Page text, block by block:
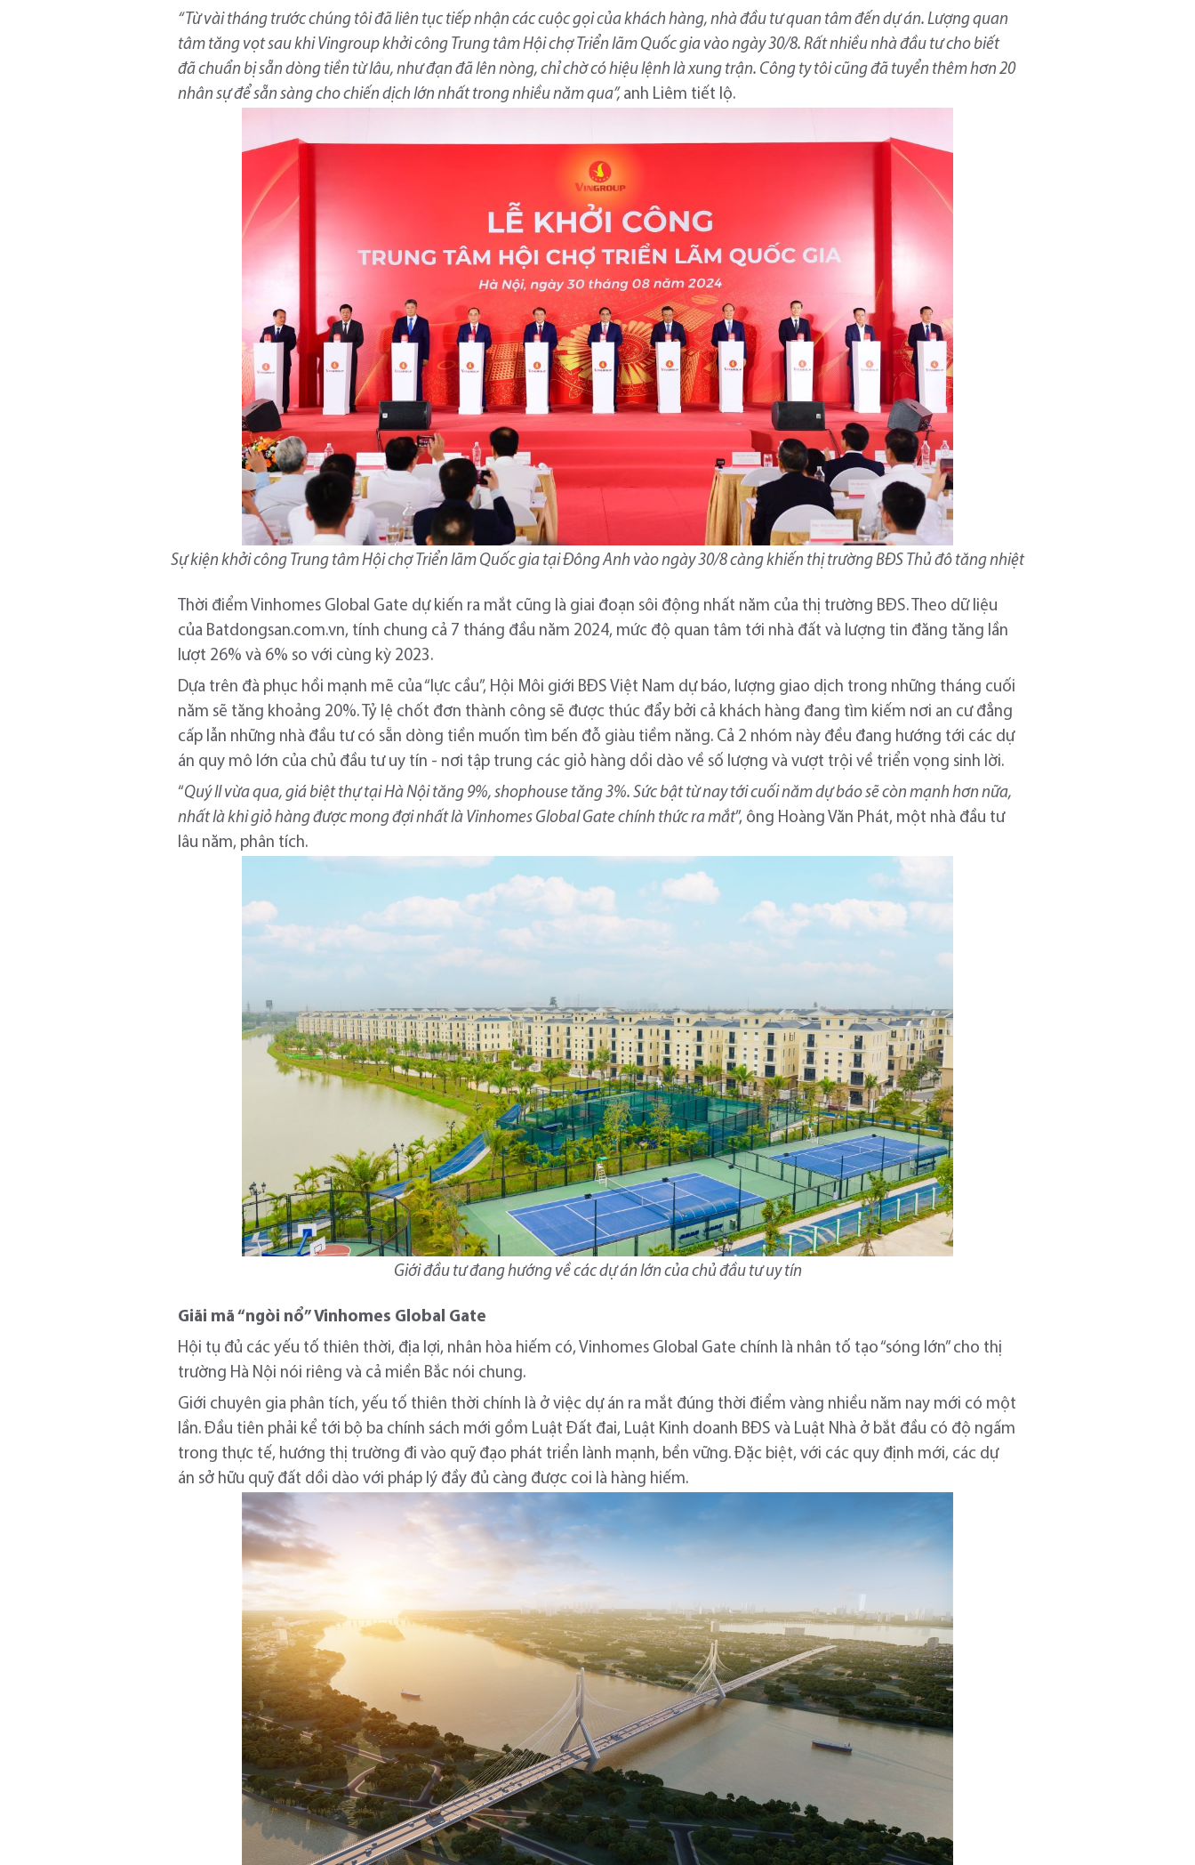
“Từ vài tháng trước chúng tôi đã liên tục tiếp nhận các cuộc gọi của khách hàng, nhà đầu tư quan tâm đến dự án. Lượng quan
tâm tăng vọt sau khi Vingroup khởi công Trung tâm Hội chợ Triển lãm Quốc gia vào ngày 30/8. Rất nhiều nhà đầu tư cho biết
đã chuẩn bị sẵn dòng tiền từ lâu, như đạn đã lên nòng, chỉ chờ có hiệu lệnh là xung trận. Công ty tôi cũng đã tuyển thêm hơn 20
nhân sự để sẵn sàng cho chiến dịch lớn nhất trong nhiều năm qua”, anh Liêm tiết lộ.
Sự kiện khởi công Trung tâm Hội chợ Triển lãm Quốc gia tại Đông Anh vào ngày 30/8 càng khiến thị trường BĐS Thủ đô tăng nhiệt
Thời điểm Vinhomes Global Gate dự kiến ra mắt cũng là giai đoạn sôi động nhất năm của thị trường BĐS. Theo dữ liệu
của Batdongsan.com.vn, tính chung cả 7 tháng đầu năm 2024, mức độ quan tâm tới nhà đất và lượng tin đăng tăng lần
lượt 26% và 6% so với cùng kỳ 2023.
Dựa trên đà phục hồi mạnh mẽ của “lực cầu”, Hội Môi giới BĐS Việt Nam dự báo, lượng giao dịch trong những tháng cuối
năm sẽ tăng khoảng 20%. Tỷ lệ chốt đơn thành công sẽ được thúc đẩy bởi cả khách hàng đang tìm kiếm nơi an cư đẳng
cấp lẫn những nhà đầu tư có sẵn dòng tiền muốn tìm bến đỗ giàu tiềm năng. Cả 2 nhóm này đều đang hướng tới các dự
án quy mô lớn của chủ đầu tư uy tín - nơi tập trung các giỏ hàng dồi dào về số lượng và vượt trội về triển vọng sinh lời.
“Quý II vừa qua, giá biệt thự tại Hà Nội tăng 9%, shophouse tăng 3%. Sức bật từ nay tới cuối năm dự báo sẽ còn mạnh hơn nữa,
nhất là khi giỏ hàng được mong đợi nhất là Vinhomes Global Gate chính thức ra mắt”, ông Hoàng Văn Phát, một nhà đầu tư
lâu năm, phân tích.
Giới đầu tư đang hướng về các dự án lớn của chủ đầu tư uy tín
Giãi mã “ngòi nổ” Vinhomes Global Gate
Hội tụ đủ các yếu tố thiên thời, địa lợi, nhân hòa hiếm có, Vinhomes Global Gate chính là nhân tố tạo “sóng lớn” cho thị
trường Hà Nội nói riêng và cả miền Bắc nói chung.
Giới chuyên gia phân tích, yếu tố thiên thời chính là ở việc dự án ra mắt đúng thời điểm vàng nhiều năm nay mới có một
lần. Đầu tiên phải kể tới bộ ba chính sách mới gồm Luật Đất đai, Luật Kinh doanh BĐS và Luật Nhà ở bắt đầu có độ ngấm
trong thực tế, hướng thị trường đi vào quỹ đạo phát triển lành mạnh, bền vững. Đặc biệt, với các quy định mới, các dự
án sở hữu quỹ đất dồi dào với pháp lý đầy đủ càng được coi là hàng hiếm.